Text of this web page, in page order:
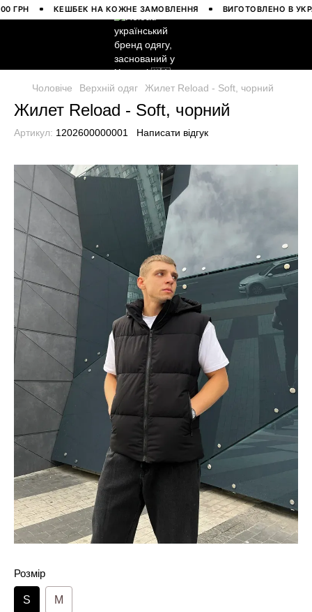
КЕШБЕК НА КОЖНЕ ЗАМОВЛЕННЯ ВИГОТОВЛЕНО В УКРАЇНІ
Чоловіче Верхній одяг Жилет Reload - Soft, чорний
Жилет Reload - Soft, чорний
Артикул: 1202600000001 Написати відгук
Розмір
S M